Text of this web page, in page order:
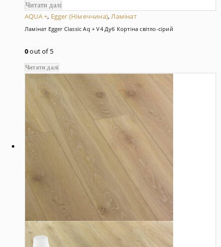
Читати далі
AQUA +, Egger (Німеччина),Ламінат
Ламінат Egger Classic Aq + V4 Дуб Кортіна світло-сірий
0out of 5
Читати далі